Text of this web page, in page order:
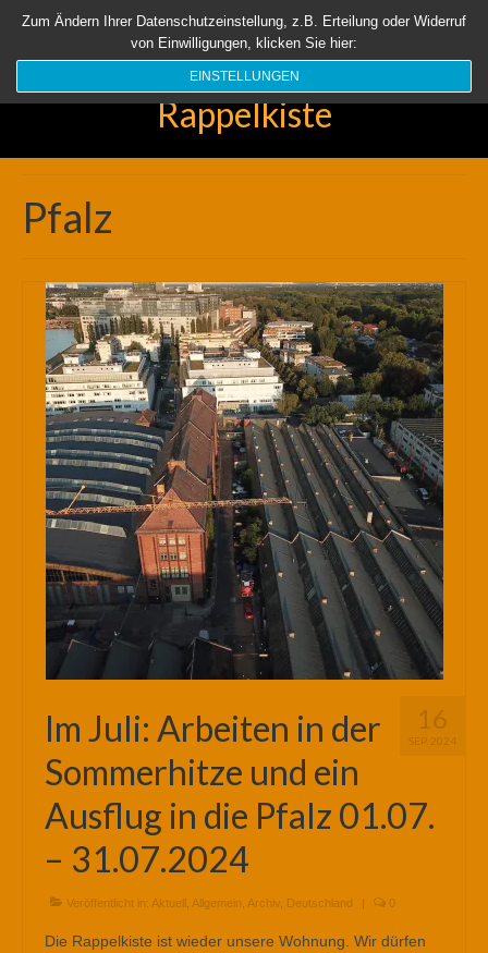
Startseite Aktuell Über uns Unsere Rappelkiste Länder
Suchen
Rappelkiste
Pfalz
16
SEP. 2024
Im Juli: Arbeiten in der
Sommerhitze und ein
Ausflug in die Pfalz 01.07.
– 31.07.2024
Veröffentlicht in: Aktuell Allgemein Archiv Deutschland | 0
Die Rappelkiste ist wieder unsere Wohnung. Wir dürfen
Zum Ändern Ihrer Datenschutzeinstellung, z.B. Erteilung oder Widerruf
von Einwilligungen, klicken Sie hier:
EINSTELLUNGEN